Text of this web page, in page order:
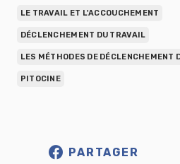
LE TRAVAIL ET L'ACCOUCHEMENT
DÉCLENCHEMENT DU TRAVAIL
LES MÉTHODES DE DÉCLENCHEMENT
PITOCINE
PARTAGER